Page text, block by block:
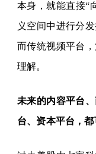
本身，就能直接“
义空间中进行分
而传统视频平台
理解。
未来的内容平台
台、资本平台，